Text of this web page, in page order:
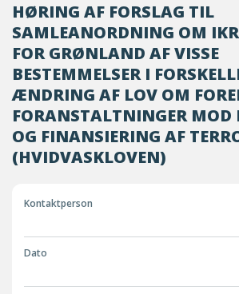
HØRING AF FORSLAG TIL
SAMLEANORDNING OM
FOR GRØNLAND AF VISSE
BESTEMMELSER I
ÆNDRING AF LOV OM
FORANSTALTNINGER MOD
OG FINANSIERING AF
(HVIDVASKLOVEN)
Kontaktperson
Dato